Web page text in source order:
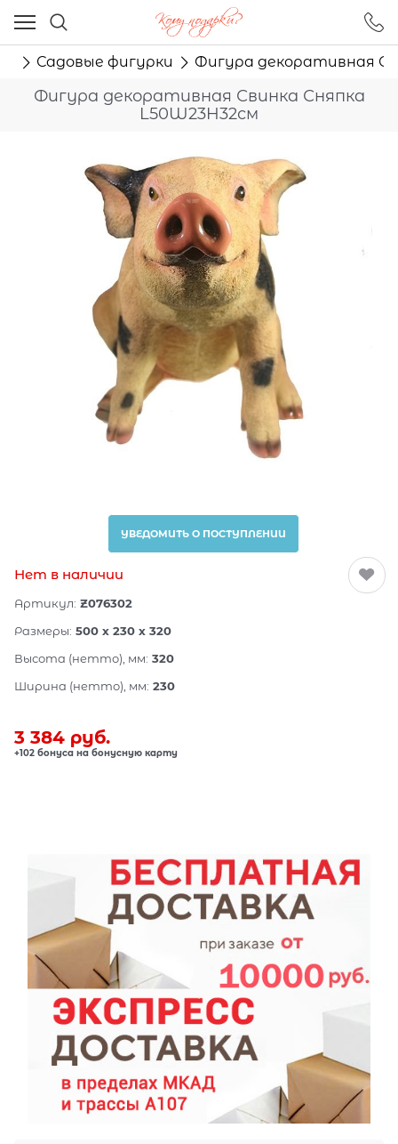
Садовые фигурки Фигура декоративная
Фигура декоративная Свинка Сняпка
L50W23H32см
УВЕДОМИТЬ О ПОСТУПЛЕНИИ
Нет в наличии
Артикул: Z076302
Размеры: 500 x 230 x 320
Высота (нетто), мм: 320
Ширина (нетто), мм: 230
3 384 руб.
+102 бонуса на бонусную карту
Ваш город - Москва,
угадали?
ДА НЕТ